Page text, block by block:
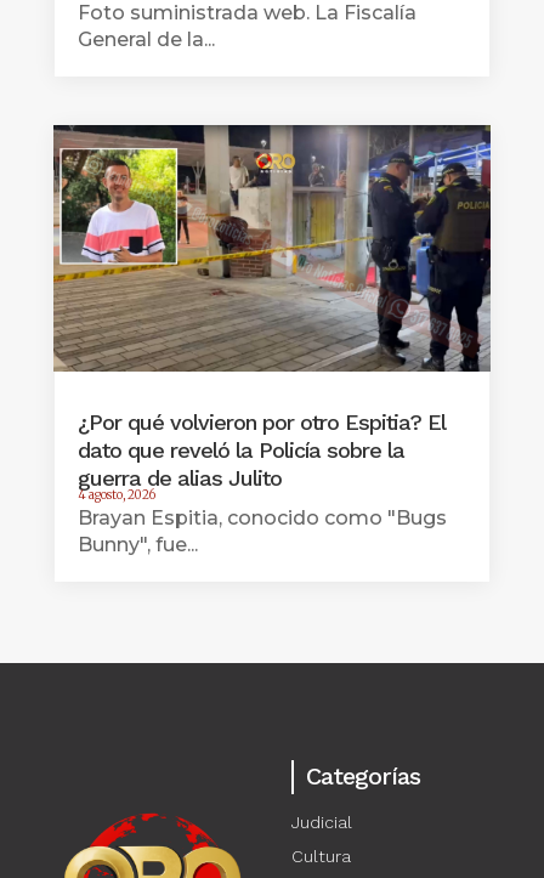
Foto suministrada web. La Fiscalía
General de la...
¿Por qué volvieron por otro Espitia? El
dato que reveló la Policía sobre la
guerra de alias Julito
4 agosto, 2026
Brayan Espitia, conocido como "Bugs
Bunny", fue...
Categorías
Judicial
Cultura